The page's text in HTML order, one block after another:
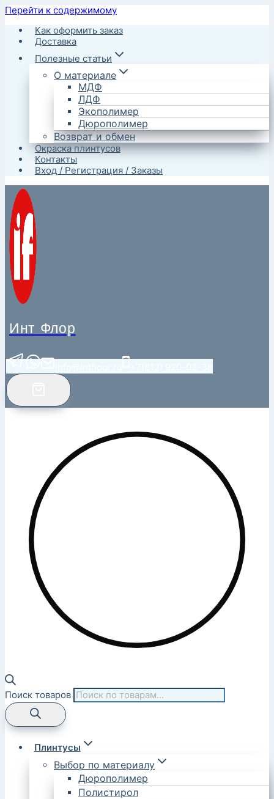
Перейти к содержимому
Как оформить заказ
Доставка
Полезные статьи
О материале
МДФ
ЛДФ
Экополимер
Дюрополимер
Возврат и обмен
Окраска плинтусов
Контакты
Вход / Регистрация / Заказы
Инт Флор
Поиск товаров
Плинтусы
Выбор по материалу
Дюрополимер
Полистирол